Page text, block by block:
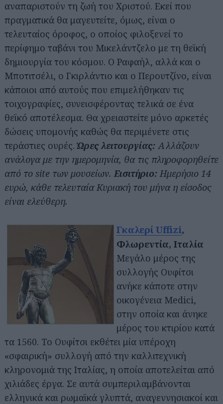
αναπαριστούν τη ζωή του Χριστού. Εκεί που
πραγματικά θα μαγευτείτε, όμως, είναι ο
τελευταίος όροφος, ο οποίος φιλοξενεί το
περίφημο ταβάνι του Μικελάντζελο με τη θεϊκή
δημιουργία του κόσμου. Ο Ραφαήλ, αλλά και ο
Μποτιτσέλι, ο Γκιρλάντιο και ο Περουτζίνο, είναι
κάποιοι από αυτούς που επιμελήθηκαν τις
τοιχογραφίες, συνεισφέροντας τελικά σε ένα
θεϊκό αποτέλεσμα. Θα χρειαστείτε μόνο αρκετές
δώσεις υπομονής καθώς θα περιμένετε στις
τεράστιες ουρές.Ώρες λειτουργίας: Αλλάζουν
ανάλογα με την ημερομηνία, θα τις πληροφορηθείτε
από το site των μουσείων. Εισιτήριο: Ημερήσιο 14
ευρώ, κάθε τελευταία Κυριακή του μήνα η είσοδος
είναι ελεύθερη.
Γκαλερί Uffizi,
Φλωρεντία, Ιταλία
Μεγάλο μέρος της
συλλογής Ουφίτσι
ανήκε κάποτε στην
οικογένεια Medici,
στην οποία και άνηκε
μέρος του κτιρίου κατά
τα 1560. Το Ουφίτσι εκθέτει μία υπέροχη
«σφαιρική» συλλογή από την καλλιτεχνική
κληρονομιά της Ιταλίας, η οποία αποτελείται από
χιλιάδες έργα. Σε αυτά συμπεριλαμβάνονται
ελληνικά και ρωμαϊκά γλυπτά, αναγεννησιακοί και